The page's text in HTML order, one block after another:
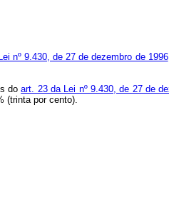
nº 9.430, de 27 de dezembro de 1996
doart. 23 da Lei nº 9.430, de 27 de
(trinta por cento).